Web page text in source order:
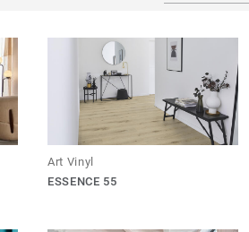
Art Vinyl
ESSENCE 55